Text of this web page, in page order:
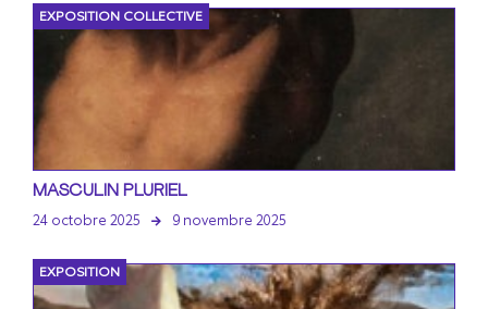
EXPOSITION COLLECTIVE
MASCULIN PLURIEL
24 octobre 2025 9 novembre 2025
EXPOSITION